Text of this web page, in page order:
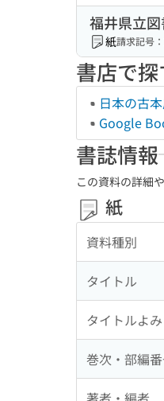
福井県立
紙請求記号：
書店で探
日本の古
Google
書誌情報
この資料の詳細
紙
資料種別
タイトル
タイトルよみ
巻次・部編